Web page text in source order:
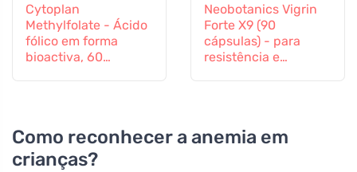
Cytoplan
Methylfolate - Ácido
fólico em forma
bioactiva, 60
Neobotanics Vigrin
Forte X9 (90
cápsulas) - para
resistência e
Como reconhecer a anemia em
crianças?